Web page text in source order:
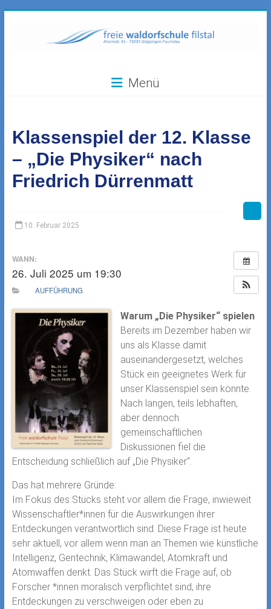
Waldorfschule
73035
Göppingen-
Faurndau,
Ahornstr.
Menü
Klassenspiel der 12. Klasse
– „Die Physiker“ nach
Friedrich Dürrenmatt
10. Februar 2025
WANN:
26. Juli 2025 um 19:30
AUFFÜHRUNG
Warum „Die Physiker“ spielen
Bereits im Dezember haben wir
uns als Klasse damit
auseinandergesetzt, welches
Stück ein geeignetes Werk für
unser Klassenspiel sein könnte.
Nach langen, teils lebhaften,
aber dennoch
gemeinschaftlichen
Diskussionen fiel die
Entscheidung schließlich auf „Die Physiker“.
Das hat mehrere Gründe:
Im Fokus des Stücks steht vor allem die Frage, inwieweit
Wissenschaftler*innen für die Auswirkungen ihrer
Entdeckungen verantwortlich sind. Diese Frage ist heute
sehr aktuell, vor allem wenn man an Themen wie künstliche
Intelligenz, Gentechnik, Klimawandel, Atomkraft und
Atomwaffen denkt. Das Stück wirft die Frage auf, ob
Forscher *innen moralisch verpflichtet sind, ihre
Entdeckungen zu verschweigen oder eben zu